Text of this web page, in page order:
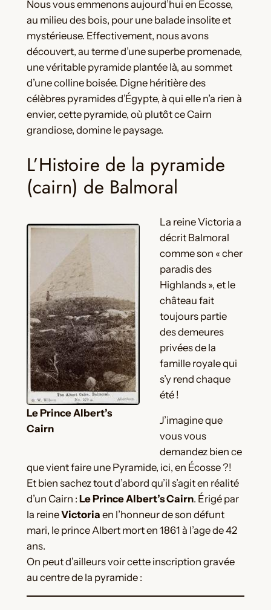
Nous vous emmenons aujourd’hui en Écosse,
au milieu des bois, pour une balade insolite et
mystérieuse. Effectivement, nous avons
découvert, au terme d’une superbe promenade,
une véritable pyramide plantée là, au sommet
d’une colline boisée. Digne héritière des
célèbres pyramides d’Égypte, à qui elle n’a rien à
envier, cette pyramide, où plutôt ce Cairn
grandiose, domine le paysage.
L’Histoire de la pyramide
(cairn) de Balmoral
Le Prince Albert’s
Cairn
La reine Victoria a
décrit Balmoral
comme son « cher
paradis des
Highlands », et le
château fait
toujours partie
des demeures
privées de la
famille royale qui
s’y rend chaque
été !
J’imagine que
vous vous
demandez bien ce
que vient faire une Pyramide, ici, en Écosse ?!
Et bien sachez tout d’abord qu’il s’agit en réalité
d’un Cairn : Le Prince Albert’s Cairn. Érigé par
la reineVictoria en l’honneur de son défunt
mari, le prince Albert mort en 1861 à l’age de 42
ans.
On peut d’ailleurs voir cette inscription gravée
au centre de la pyramide :